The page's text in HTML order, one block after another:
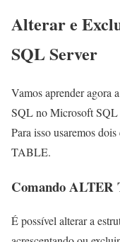
Alterar e
SQL Server
Vamos aprender agora
SQL no Microsoft SQL
Para isso usaremos
TABLE.
Comando ALTER
É possível alterar a